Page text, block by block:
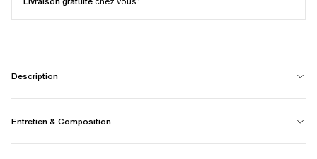
Description
Entretien & Composition